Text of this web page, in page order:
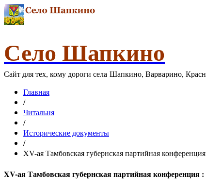
Село Шапкино
Сайт для тех, кому дороги села Шапкино, Варварино,
Главная
/
Читальня
/
Исторические документы
/
XV-ая Тамбовская губернская партийная
XV-ая Тамбовская губернская партийная конференция